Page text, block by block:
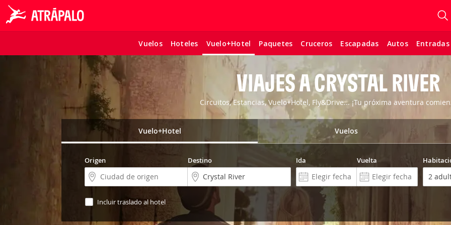
Vuelos Hoteles Vuelo+Hotel Paquetes Cruceros Escapadas Autos Entradas
VIAJES A CRYSTAL RIVER
Circuitos, Estancias, Vuelo+Hotel, Fly&Drive... ¡Tu próxima aventura
Vuelo+Hotel Vuelos
Origen Destino Ida Vuelta
Incluir traslado al hotel